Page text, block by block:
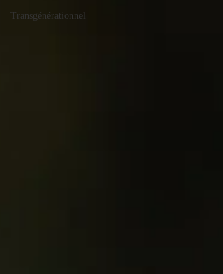
Transgénérationnel